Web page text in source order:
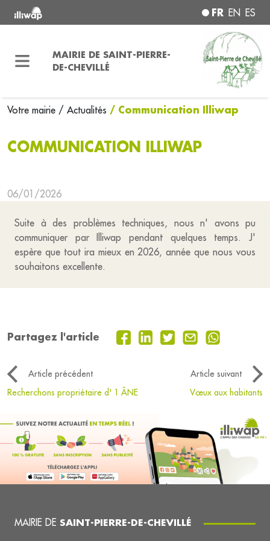
FR EN ES
MAIRIE DE SAINT-PIERRE-
DE-CHEVILLÉ
Votre mairie / Actualités / Communication Illiwap
COMMUNICATION ILLIWAP
06/01/2026
Suite à des problèmes techniques, nous n' avons pu
communiquer par Illiwap pendant quelques temps. J'
espère que tout ira mieux en 2026, année que nous vous
souhaitons excellente.
Partagez l'article
Article précédent
Article suivant
Recherchons propriétaire d' 1 ÂNE
Vœux aux habitants
MAIRIE DE SAINT-PIERRE-DE-CHEVILLÉ